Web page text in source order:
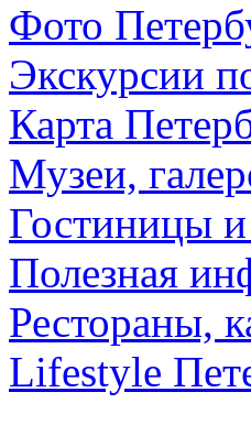
Фото
Экскурсии
Карта
Музеи,
Гостиницы и
Полезная
Рестораны,
Lifestyle